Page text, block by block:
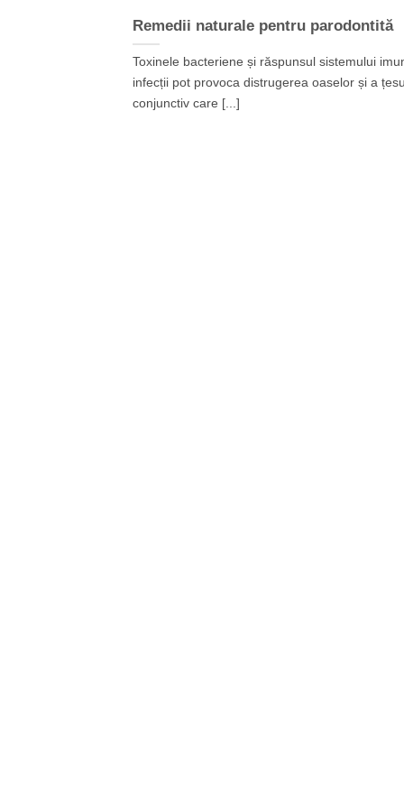
Remedii naturale pentru parodontită
Toxinele bacteriene și răspunsul sistemului
infecții pot provoca distrugerea oaselor și a
conjunctiv care [...]